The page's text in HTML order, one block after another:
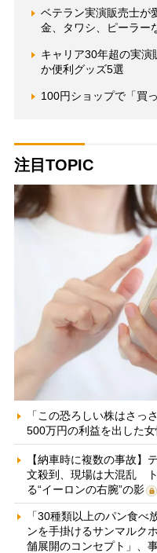
ベテラン実演販売士
金、タワシ、ピーラー
キャリア30年超の実
か便利グッズ5選
100円ショップで「買
注目TOPIC
「この恐ろしい株はさ
500万円の利益を出した女
【納車時に複数の事故】
文殺到、現場は大混乱
る“イーロンの右腕”の影
「30種類以上のパン食べ
ンを手掛けるサンマルク
舗展開のコンセプト」、